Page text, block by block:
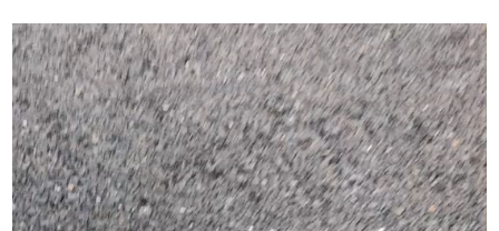
動
画
プ
レ
ー
ヤ